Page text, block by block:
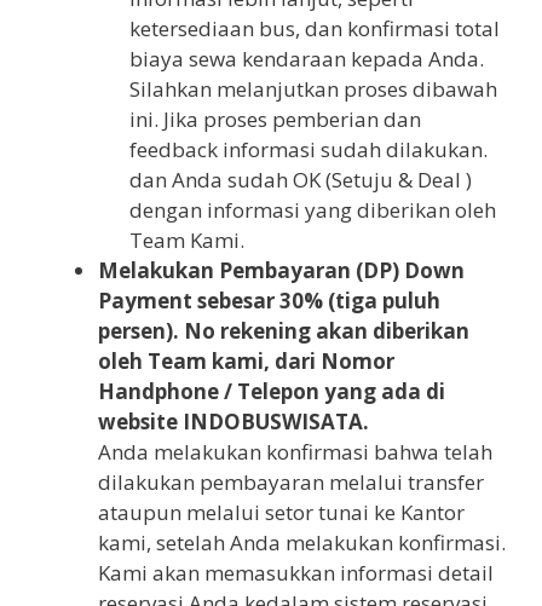
ketersediaan bus, dan konfirmasi total
biaya sewa kendaraan kepada Anda.
Silahkan melanjutkan proses dibawah
ini. Jika proses pemberian dan
feedback informasi sudah dilakukan.
dan Anda sudah OK (Setuju & Deal )
dengan informasi yang diberikan oleh
Team Kami.
Melakukan Pembayaran (DP) Down
Payment sebesar 30% (tiga puluh
persen). No rekening akan diberikan
oleh Team kami, dari Nomor
Handphone / Telepon yang ada di
website INDOBUSWISATA.
Anda melakukan konfirmasi bahwa telah
dilakukan pembayaran melalui transfer
ataupun melalui setor tunai ke Kantor
kami, setelah Anda melakukan konfirmasi.
Kami akan memasukkan informasi detail